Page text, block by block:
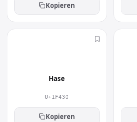
Kopieren
Hase
U+1F430
Kopieren